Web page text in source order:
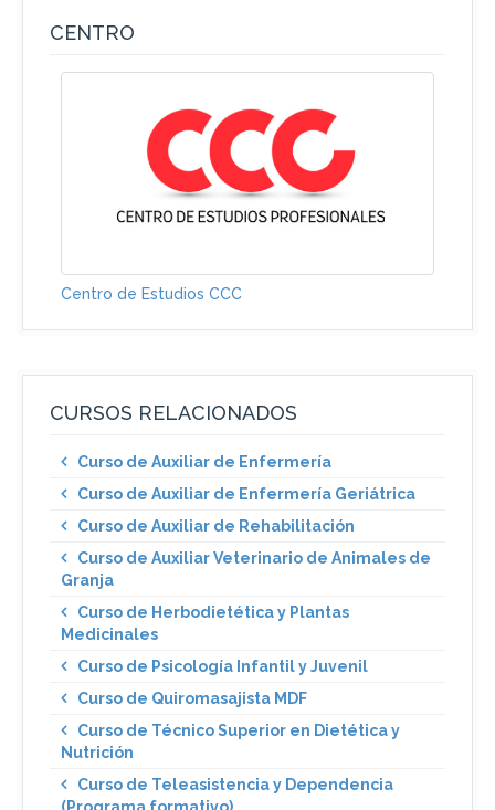
CENTRO
Centro de Estudios CCC
CURSOS RELACIONADOS
Curso de Auxiliar de Enfermería
Curso de Auxiliar de Enfermería Geriátrica
Curso de Auxiliar de Rehabilitación
Curso de Auxiliar Veterinario de Animales de
Granja
Curso de Herbodietética y Plantas
Medicinales
Curso de Psicología Infantil y Juvenil
Curso de Quiromasajista MDF
Curso de Técnico Superior en Dietética y
Nutrición
Curso de Teleasistencia y Dependencia
(Programa formativo)